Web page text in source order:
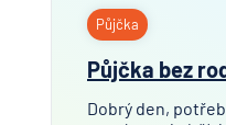
Půjčka
Půjčka bez
Dobrý den,